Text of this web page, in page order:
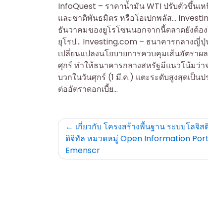
InfoQuest – ราคาน้ำมัน WTI ปรับตัวขึ้นเ
และชาติพันธมิตร หรือโอเปกพลัส…
ธันวาคมของยูโรโซนนอกจากนี้ตลาดยังต้
ยุโรป… Investing.com – ธนาคารกลางญี่
เปลี่ยนแปลงนโยบายการควบคุมเส้นอัตรา
ศุกร์ ทำให้ธนาคารกลางสหรัฐมีแนวโน้มว่
บวกในวันศุกร์ (1 มี.ค.) แตะระดับสูงสุดเป็
ต่ออัตราดอกเบี้ย…
Post
navigation
เกี่ยวกับ โครงสร้างพื้นฐาน ระบบโลจิส
ดิจิทัล หมวดหมู่ Open Information
Emenscr